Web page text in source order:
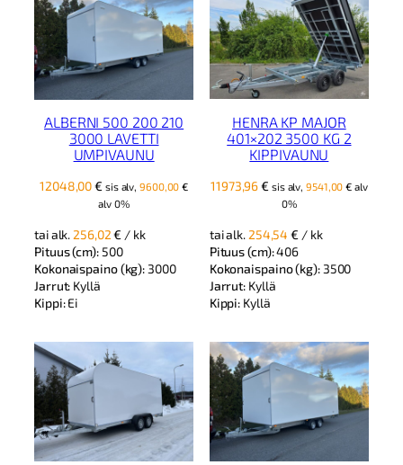
ALBERNI 500 200 210
3000 LAVETTI
UMPIVAUNU
12048,00€ sis alv,9600,00€
alv 0%
tai alk. 256,02€ / kk
Pituus (cm): 500
Kokonaispaino (kg): 3000
Jarrut: Kyllä
Kippi:Ei
HENRA KP MAJOR
401×202 3500 KG 2
KIPPIVAUNU
11973,96€ sis alv,9541,00€ alv
0%
tai alk. 254,54€ / kk
Pituus (cm):406
Kokonaispaino (kg): 3500
Jarrut: Kyllä
Kippi: Kyllä